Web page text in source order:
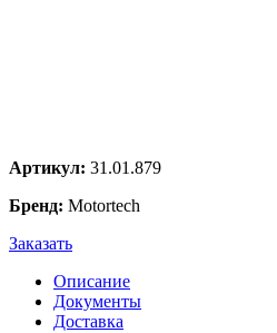
Артикул: 31.01.879
Бренд: Motortech
Заказать
Описание
Документы
Доставка